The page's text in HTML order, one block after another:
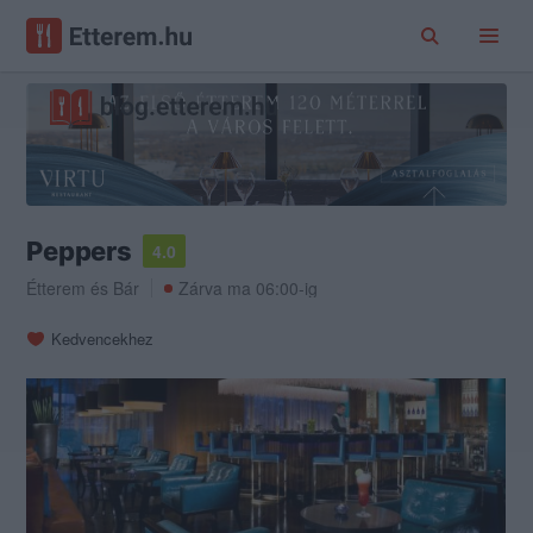
Peppers
4.0
Étterem és Bár Zárva ma 06:00-ig
Kedvencekhez